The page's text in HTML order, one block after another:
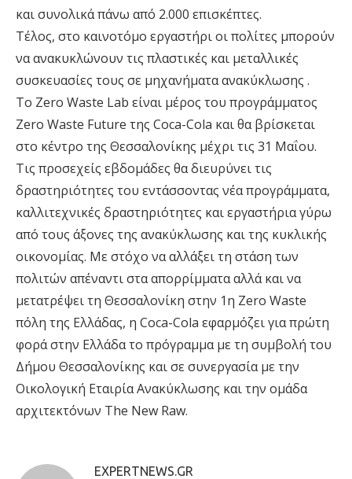
και συνολικά πάνω από 2.000 επισκέπτες.
Τέλος, στο καινοτόμο εργαστήρι οι πολίτες μπορούν
να ανακυκλώνουν τις πλαστικές και μεταλλικές
συσκευασίες τους σε μηχανήματα ανακύκλωσης .
Το Zero Waste Lab είναι μέρος του προγράμματος
Zero Waste Future της Coca-Cola και θα βρίσκεται
στο κέντρο της Θεσσαλονίκης μέχρι τις 31 Μαΐου.
Τις προσεχείς εβδομάδες θα διευρύνει τις
δραστηριότητες του εντάσσοντας νέα προγράμματα,
καλλιτεχνικές δραστηριότητες και εργαστήρια γύρω
από τους άξονες της ανακύκλωσης και της κυκλικής
οικονομίας. Με στόχο να αλλάξει τη στάση των
πολιτών απέναντι στα απορρίμματα αλλά και να
μετατρέψει τη Θεσσαλονίκη στην 1η Zero Waste
πόλη της Ελλάδας, η Coca-Cola εφαρμόζει για πρώτη
φορά στην Ελλάδα το πρόγραμμα με τη συμβολή του
Δήμου Θεσσαλονίκης και σε συνεργασία με την
Οικολογική Εταιρία Ανακύκλωσης και την ομάδα
αρχιτεκτόνων The New Raw.
EXPERTNEWS.GR